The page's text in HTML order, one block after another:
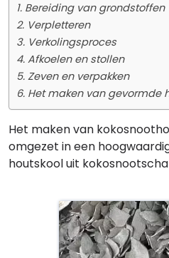
1. Bereiding van grondstoffen
2. Verpletteren
3. Verkolingsproces
4. Afkoelen en stollen
5. Zeven en verpakken
6. Het maken van gevormde
Het maken van
omgezet in een
houtskool uit